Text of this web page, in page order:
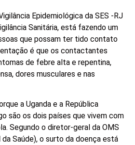
Epidemiológica da SES -RJ
Sanitária, está fazendo um
que possam ter tido contato
é que os contactantes
de febre alta e repentina,
dores musculares e nas
a Uganda e a República
são os dois países que vivem com
Segundo o diretor-geral da OMS
da Saúde), o surto da doença está